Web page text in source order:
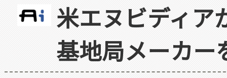
米エヌビディア
基地局メーカー